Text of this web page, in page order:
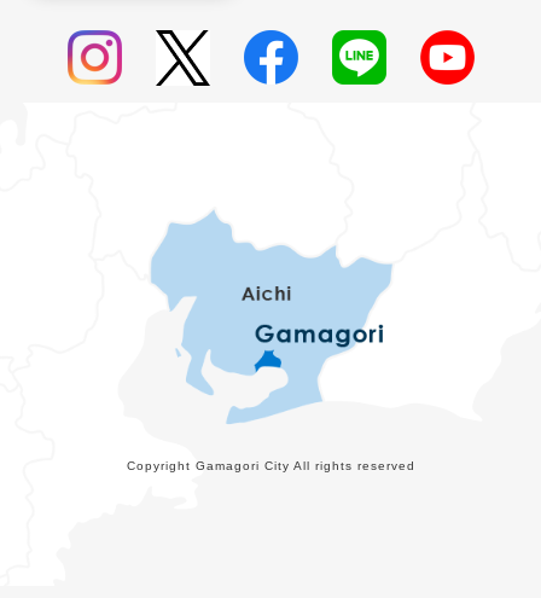
Copyright Gamagori City All rights reserved